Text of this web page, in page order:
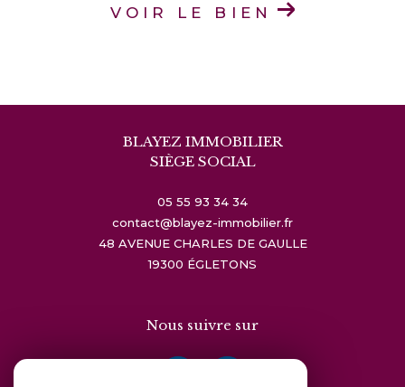
VOIR LE BIEN
BLAYEZ IMMOBILIER
SIÈGE SOCIAL
05 55 93 34 34
contact@blayez-immobilier.fr
48 AVENUE CHARLES DE GAULLE
19300
ÉGLETONS
Nous suivre sur